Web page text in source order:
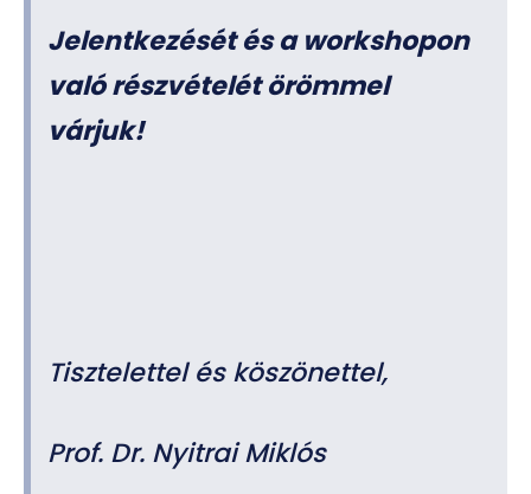
Jelentkezését és a workshopon
való részvételét örömmel
várjuk!
Tisztelettel és köszönettel,
Prof. Dr. Nyitrai Miklós